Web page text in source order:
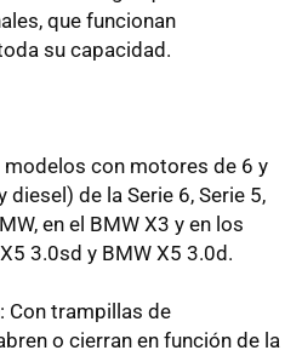
que funcionan
su capacidad.
con motores de 6 y
de la Serie 6, Serie 5,
en el BMW X3 y en los
3.0sd y BMW X5 3.0d.
: Con trampillas de
o cierran en función de la